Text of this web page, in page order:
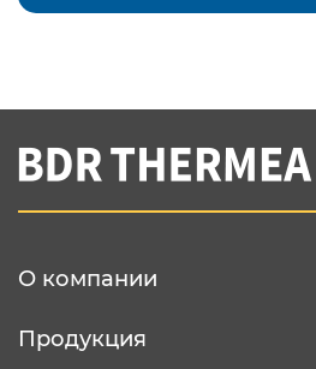
Подтвердить e-mail
Вы соглашаетесь с нашей
конфеденциальности
О компании
Продукция